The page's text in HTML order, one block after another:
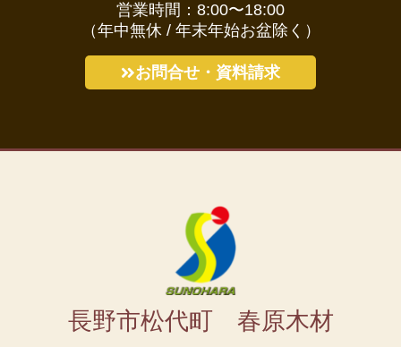
営業時間：8:00〜18:00
（年中無休 / 年末年始お盆除く）
お問合せ・資料請求
長野市松代町 春原木材